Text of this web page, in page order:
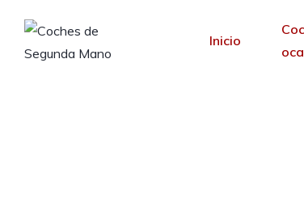
Inicio